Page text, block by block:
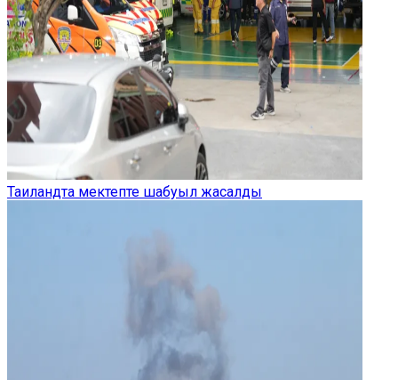
Таиландта мектепте шабуыл жасалды